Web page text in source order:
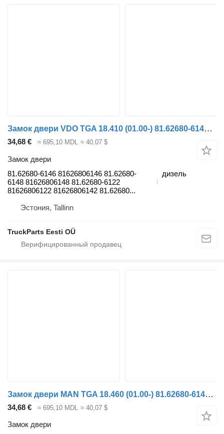
Замок двери VDO TGA 18.410 (01.00-) 81.62680-6146 для тягача MAN 4-series, TGA (1993-2009)
34,68 € ≈ 695,10 MDL ≈ 40,07 $
Замок двери
81.62680-6146 81626806146 81.62680-
6148 81626806148 81.62680-6122
81626806122 81626806142 81.62680...
дизель
Эстония, Tallinn
TruckParts Eesti OÜ
Замок двери MAN TGA 18.460 (01.00-) 81.62680-6146 для тягача MAN 4-series, TGA (1993-2009)
34,68 € ≈ 695,10 MDL ≈ 40,07 $
Замок двери